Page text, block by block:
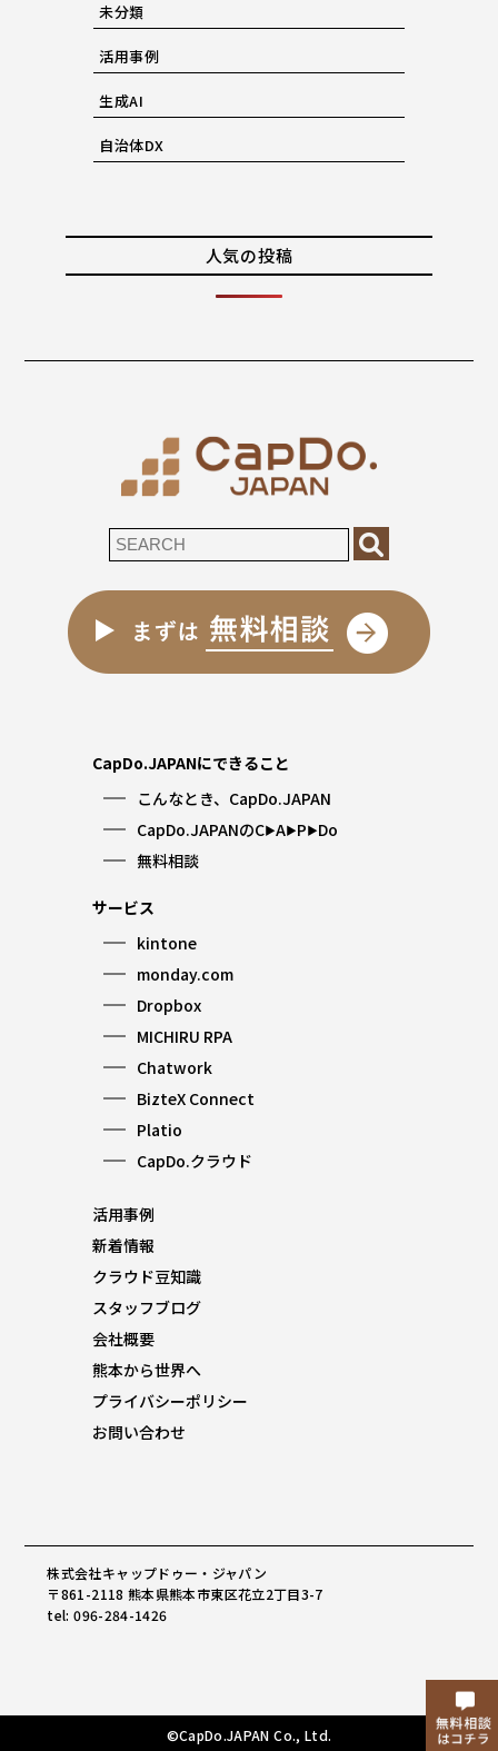
未分類
活用事例
生成AI
自治体DX
人気の投稿
CapDo.JAPANにできること
こんなとき、CapDo.JAPAN
CapDo.JAPANのC▶︎A▶︎P▶︎Do
無料相談
サービス
kintone
monday.com
Dropbox
MICHIRU RPA
Chatwork
BizteX Connect
Platio
CapDo.クラウド
活用事例
新着情報
クラウド豆知識
スタッフブログ
会社概要
熊本から世界へ
プライバシーポリシー
お問い合わせ
株式会社キャップドゥー・ジャパン
〒861-2118 熊本県熊本市東区花立2丁目3-7
tel: 096-284-1426
©CapDo.JAPAN Co., Ltd.